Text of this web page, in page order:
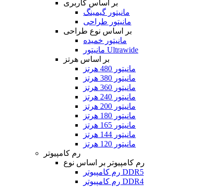
بر اساس کاربری
مانیتور گیمینگ
مانیتور طراحی
بر اساس نوع طراحی
مانیتور خمیده
مانیتور Ultrawide
بر اساس هرتز
مانیتور 480 هرتز
مانیتور 380 هرتز
مانیتور 360 هرتز
مانیتور 240 هرتز
مانیتور 200 هرتز
مانیتور 180 هرتز
مانیتور 165 هرتز
مانیتور 144 هرتز
مانیتور 120 هرتز
رم کامپیوتر
رم کامپیوتر بر اساس نوع
رم کامپیوتر DDR5
رم کامپیوتر DDR4